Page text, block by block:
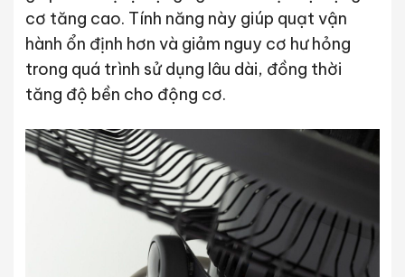
cơ tăng cao. Tính năng này giúp quạt vận
hành ổn định hơn và giảm nguy cơ hư hỏng
trong quá trình sử dụng lâu dài, đồng thời
tăng độ bền cho động cơ.